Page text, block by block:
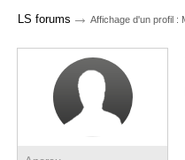
LS forums → Affichage d'un profil :